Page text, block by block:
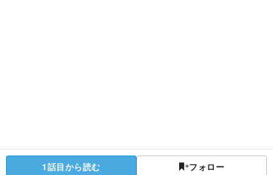
1話目から読む フォロー